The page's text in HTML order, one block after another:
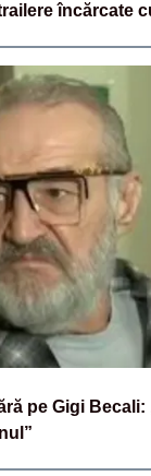
încărcate
pe Gigi